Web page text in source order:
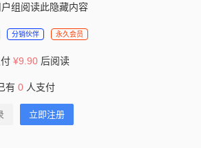
组阅读此隐藏内容
分销伙伴 永久会员
¥9.90 后阅读
有 0 人支付
立即注册